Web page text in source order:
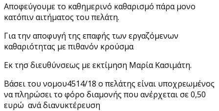
Αποφεύγουμε το καθημερινό καθαρισμό πάρα μονο
κατόπιν αιτήματος του πελάτη.
Για την αποφυγή της επαφής των εργαζόμενων
καθαριότητας με πιθανόν κρούσμα
Εκ τησ διευθύνσεως με εκτίμηση Μαρία Κασιμάτη.
Βάσει του νομου4514/18 ο πελάτης είναι υποχρεωμένος
να πληρώσει το φόρο διαμονής που ανέρχεται σε 0,50
ευρώ ανά διανυκτέρευση